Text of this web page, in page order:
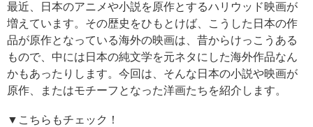
最近、日本のアニメや小説を原作とするハリウッド映画が
増えています。その歴史をひもとけば、こうした日本の作
品が原作となっている海外の映画は、昔からけっこうある
もので、中には日本の純文学を元ネタにした海外作品なん
かもあったりします。今回は、そんな日本の小説や映画が
原作、またはモチーフとなった洋画たちを紹介します。
▼こちらもチェック！